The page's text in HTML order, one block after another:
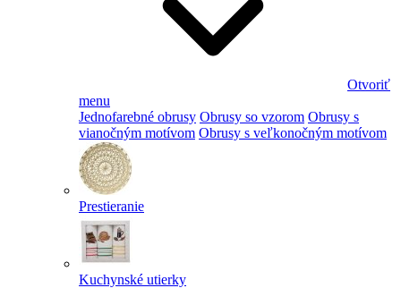
Otvoriť
menu
Jednofarebné obrusy Obrusy so vzorom Obrusy s
vianočným motívom Obrusy s veľkonočným motívom
Prestieranie
Kuchynské utierky